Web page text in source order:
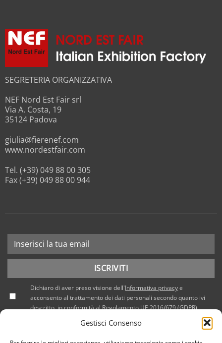
Gestisci Consenso
SEGRETERIA ORGANIZZATIVA
NEF Nord Est Fair srl
Via A. Costa, 19
35124 Padova
giulia@fierenef.com
www.nordestfair.com
Tel. (+39) 049 88 00 305
Fax (+39) 049 88 00 944
Dichiaro di aver preso visione dell'Informativa privacye
acconsento al trattamento dei dati personali secondo quanto ivi
descritto, in conformità al Regolamento UE 2016/679 (GDPR).